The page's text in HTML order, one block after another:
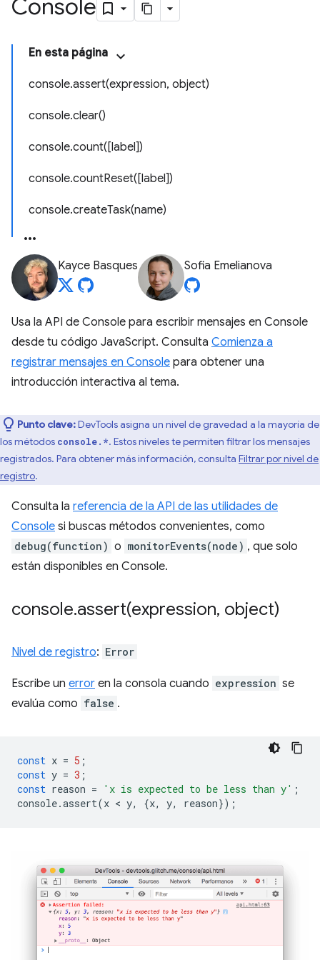
Console
En esta página
console.assert(expression, object)
console.clear()
console.count([label])
console.countReset([label])
console.createTask(name)
Kayce Basques Sofia Emelianova
Usa la API de Console para escribir mensajes en Console
desde tu código JavaScript. Consulta Comienza a
registrar mensajes en Console para obtener una
introducción interactiva al tema.
Punto clave:DevTools asigna un nivel de gravedad a la mayoría de
los métodos console.*. Estos niveles te permiten filtrar los mensajes
registrados. Para obtener más información, consulta Filtrar por nivel de
registro.
Consulta la referencia de la API de las utilidades de
Console si buscas métodos convenientes, como
debug(function) o monitorEvents(node) , que solo
están disponibles en Console.
console.assert(expression, object)
Nivel de registro: Error
Escribe un error en la consola cuando expression se
evalúa como false .
const x = 5 ;
const y = 3 ;
const reason = 'x is expected to be less than y' ;
console.assert(x < y, {x, y, reason});